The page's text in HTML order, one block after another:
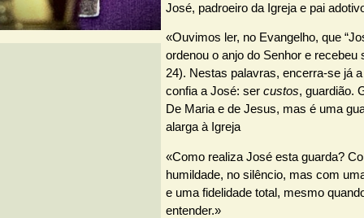
José, padroeiro da Igreja e pai
«Ouvimos ler, no Evangelho, que
ordenou o anjo do Senhor e recebeu
24). Nestas palavras, encerra-se já
confia a José: ser custos, guardião.
De Maria e de Jesus, mas é uma
alarga à Igreja
«Como realiza José esta guarda?
humildade, no silêncio, mas com
e uma fidelidade total, mesmo
entender.»